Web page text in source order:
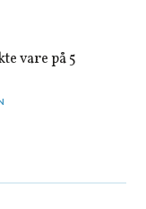
vare på 5